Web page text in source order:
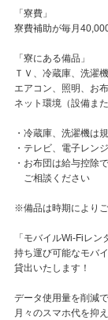
「寮費」
寮費補助が毎月
「寮にある備品」
ＴＶ、冷蔵庫、洗濯
エアコン、照明、お
ネット環境（設備ま
・冷蔵庫、洗濯機は
・テレビ、電子レン
・お布団は給与控除
ご相談ください
※備品は時期により
「モバイルWi-Fiレン
持ち運び可能なモバ
貸出いたします！
データ使用量を削減で
月々のスマホ代を抑